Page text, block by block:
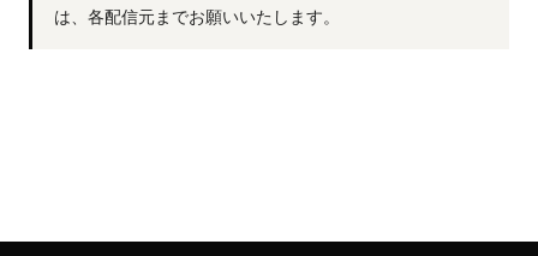
は、各配信元までお願いいたします。